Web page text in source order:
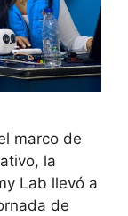
marco de
la
Lab llevó a
de